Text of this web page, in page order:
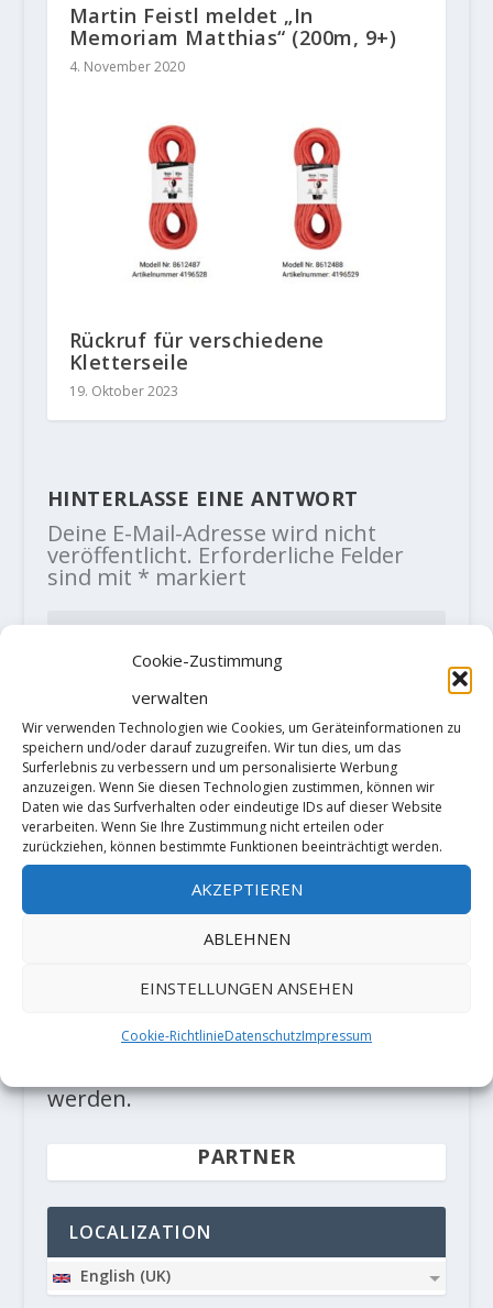
Cookie-Zustimmung
verwalten
Wir verwenden Technologien wie Cookies, um Geräteinformationen zu
speichern und/oder darauf zuzugreifen. Wir tun dies, um das
Surferlebnis zu verbessern und um personalisierte Werbung
anzuzeigen. Wenn Sie diesen Technologien zustimmen, können wir
Daten wie das Surfverhalten oder eindeutige IDs auf dieser Website
verarbeiten. Wenn Sie Ihre Zustimmung nicht erteilen oder
zurückziehen, können bestimmte Funktionen beeinträchtigt werden.
AKZEPTIEREN
ABLEHNEN
EINSTELLUNGEN ANSEHEN
Cookie-RichtlinieDatenschutzImpressum
Martin Feistl meldet „In
Memoriam Matthias“ (200m, 9+)
4. November 2020
Rückruf für verschiedene
Kletterseile
19. Oktober 2023
HINTERLASSE EINE ANTWORT
Deine E-Mail-Adresse wird nicht
veröffentlicht. Erforderliche Felder
sind mit * markiert
Diese Website verwendet Akismet, um
Spam zu reduzieren.
Erfahre, wie
werden.
PARTNER
LOCALIZATION
English (UK)